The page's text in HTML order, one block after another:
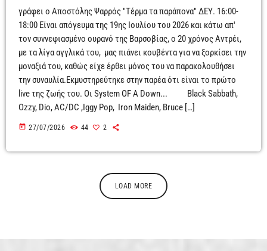
γράφει ο Αποστόλης Ψαρρός "Τέρμα τα παράπονα" ΔΕΥ. 16:00-
18:00 Είναι απόγευμα της 19ης Ιουλίου του 2026 και κάτω απ'
τον συννεφιασμένο ουρανό της Βαρσοβίας, ο 20 χρόνος Αντρέι,
με τα λίγα αγγλικά του, μας πιάνει κουβέντα για να ξορκίσει την
μοναξιά του, καθώς είχε έρθει μόνος του να παρακολουθήσει
την συναυλία.Εκμυστηρεύτηκε στην παρέα ότι είναι το πρώτο
live της ζωής του. Οι System OF A Down... Black Sabbath,
Ozzy, Dio, AC/DC ,Iggy Pop, Iron Maiden, Bruce […]
today 27/07/2026 44 2
LOAD MORE